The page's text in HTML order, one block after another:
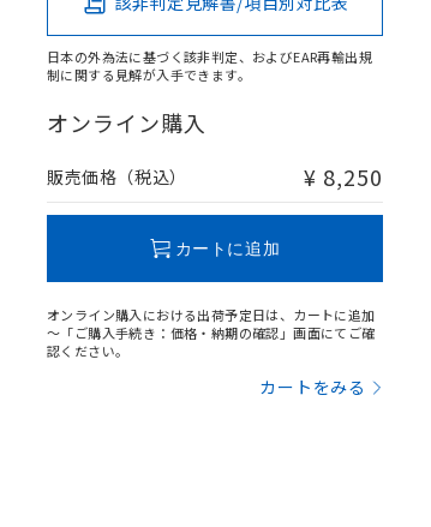
日本の外為法に基づく該非判定、およびEAR再輸出規
制に関する見解が入手できます。
オンライン購入
販売価格（税込） ¥ 8,250
カートに追加
オンライン購入における出荷予定日は、カートに追加
～「ご購入手続き：価格・納期の確認」画面にてご確
認ください。
カートをみる